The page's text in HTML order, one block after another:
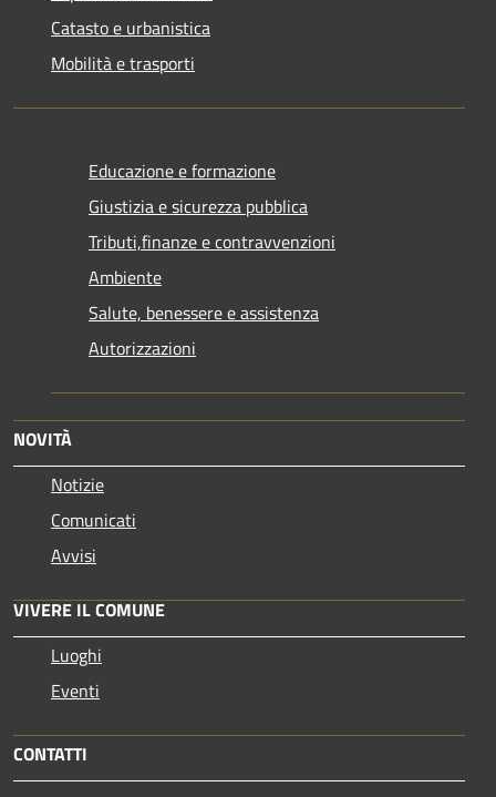
Catasto e urbanistica
Mobilità e trasporti
Educazione e formazione
Giustizia e sicurezza pubblica
Tributi,finanze e contravvenzioni
Ambiente
Salute, benessere e assistenza
Autorizzazioni
NOVITÀ
Notizie
Comunicati
Avvisi
VIVERE IL COMUNE
Luoghi
Eventi
CONTATTI